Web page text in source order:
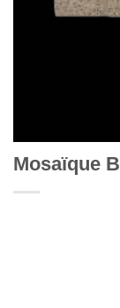
Mosaïque